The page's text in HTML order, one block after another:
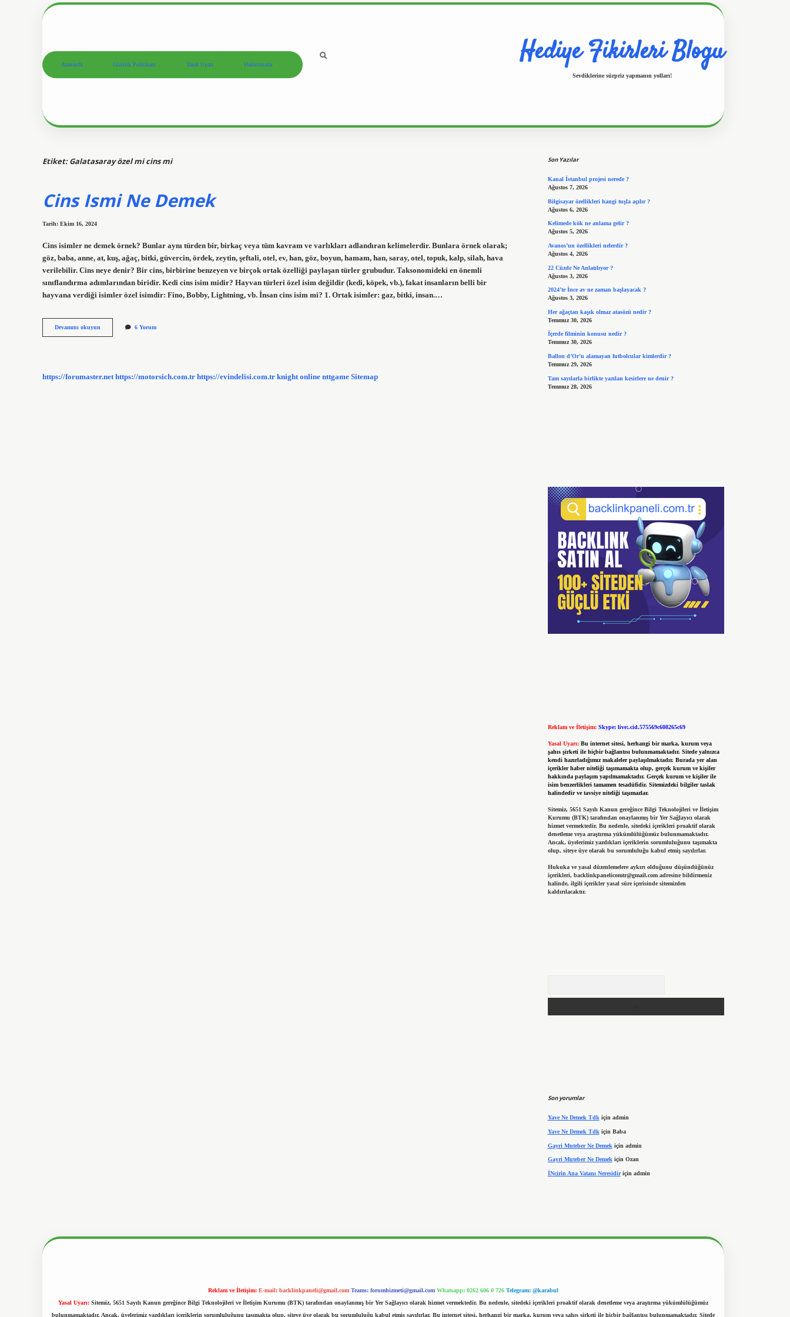
Anasayfa Gizlilik Politikası Yasal Uyarı Hakkımızda Hediye Fikirleri Blogu
Sevdiklerine sürpriz yapmanın yolları!
Etiket:Galatasaray özel mi cins mi
Cins Ismi Ne Demek
Tarih: Ekim 16, 2024
Cins isimler ne demek örnek? Bunlar aynı türden bir, birkaç veya tüm kavram ve varlıkları adlandıran kelimelerdir. Bunlara örnek olarak;
göz, baba, anne, at, kuş, ağaç, bitki, güvercin, ördek, zeytin, şeftali, otel, ev, han, göz, boyun, hamam, han, saray, otel, topuk, kalp, silah, hava
verilebilir. Cins neye denir? Bir cins, birbirine benzeyen ve birçok ortak özelliği paylaşan türler grubudur. Taksonomideki en önemli
sınıflandırma adımlarından biridir. Kedi cins isim midir? Hayvan türleri özel isim değildir (kedi, köpek, vb.), fakat insanların belli bir
hayvana verdiği isimler özel isimdir: Fino, Bobby, Lightning, vb. İnsan cins isim mi? 1. Ortak isimler: gaz, bitki, insan.…
Devamını okuyun
Ismi
6 Yorum
https://forumaster.net https://motorsich.com.tr https://evindelisi.com.tr knight online nttgame Sitemap
Son Yazılar
Kanal İstanbul projesi nerede ?
Ağustos 7, 2026
Bilgisayar özellikleri hangi tuşla açılır ?
Ağustos 6, 2026
Kelimede kök ne anlama gelir ?
Ağustos 5, 2026
Avanos’un özellikleri nelerdir ?
Ağustos 4, 2026
22 Cüzde Ne Anlatılıyor ?
Ağustos 3, 2026
2024’te İnce av ne zaman başlayacak ?
Ağustos 3, 2026
Her ağaçtan kaşık olmaz atasözü nedir ?
Temmuz 30, 2026
İçerde filminin konusu nedir ?
Temmuz 30, 2026
Ballon d’Or’u alamayan futbolcular kimlerdir ?
Temmuz 29, 2026
Tam sayılarla birlikte yazılan kesirlere ne denir ?
Temmuz 28, 2026
Reklam ve İletişim: Skype: live:.cid.575569c608265c69
Yasal Uyarı: Bu internet sitesi, herhangi bir marka, kurum veya
şahıs şirketi ile hiçbir bağlantısı bulunmamaktadır. Sitede yalnızca
kendi hazırladığımız makaleler paylaşılmaktadır. Burada yer alan
içerikler haber niteliği taşımamakta olup, gerçek kurum ve kişiler
hakkında paylaşım yapılmamaktadır. Gerçek kurum ve kişiler ile
isim benzerlikleri tamamen tesadüfidir. Sitemizdeki bilgiler taslak
halindedir ve tavsiye niteliği taşımazlar.
Sitemiz, 5651 Sayılı Kanun gereğince Bilgi Teknolojileri ve İletişim
Kurumu (BTK) tarafından onaylanmış bir Yer Sağlayıcı olarak
hizmet vermektedir. Bu nedenle, sitedeki içerikleri proaktif olarak
denetleme veya araştırma yükümlülüğümüz bulunmamaktadır.
Ancak, üyelerimiz yazdıkları içeriklerin sorumluluğunu taşımakta
olup, siteye üye olarak bu sorumluluğu kabul etmiş sayılırlar.
Hukuka ve yasal düzenlemelere aykırı olduğunu düşündüğünüz
içerikleri, backlinkpanelicomtr@gmail.comadresine bildirmeniz
halinde, ilgili içerikler yasal süre içerisinde sitemizden
kaldırılacaktır.
Son yorumlar
Yave Ne Demek Tdkiçin admin
Yave Ne Demek Tdk için Baba
Gayri Muteber Ne Demek için admin
Gayri Muteber Ne Demek için Ozan
İNcirin Ana Vatanı Neresidiriçin admin
Reklam ve İletişim: E-mail: backlinkpaneli@gmail.com Teams: forumhizmeti@gmail.com Whatsapp: 0262 606 0 726 Telegram: @karabul
Yasal Uyarı: Sitemiz, 5651 Sayılı Kanun gereğince Bilgi Teknolojileri ve İletişim Kurumu (BTK) tarafından onaylanmış bir Yer Sağlayıcı olarak hizmet vermektedir. Bu nedenle, sitedeki içerikleri proaktif olarak denetleme veya araştırma yükümlülüğümüz
bulunmamaktadır. Ancak, üyelerimiz yazdıkları içeriklerin sorumluluğunu taşımakta olup, siteye üye olarak bu sorumluluğu kabul etmiş sayılırlar. Bu internet sitesi, herhangi bir marka, kurum veya şahıs şirketi ile hiçbir bağlantısı bulunmamaktadır. Sitede